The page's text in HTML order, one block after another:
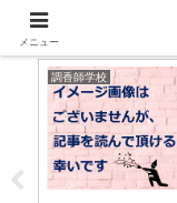
マッチン
調香師学校
メニュー